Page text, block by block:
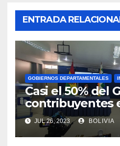
ENTRADA
GOBIERNOS DEPARTAMENTALES
Casi el 50% del
contribuyentes
facturas en
plazo fijado
JUL 26, 2023 BOLIVIA